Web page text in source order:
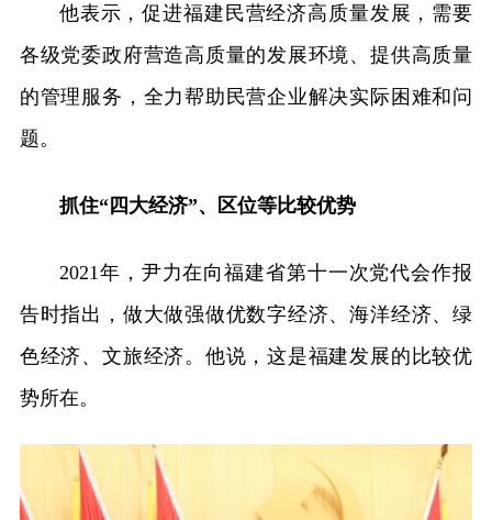
他表示，促进福建民营经济高质量发展，需要
各级党委政府营造高质量的发展环境、提供高质量
的管理服务，全力帮助民营企业解决实际困难和问
题。
抓住“四大经济”、区位等比较优势
2021年，尹力在向福建省第十一次党代会作报
告时指出，做大做强做优数字经济、海洋经济、绿
色经济、文旅经济。他说，这是福建发展的比较优
势所在。